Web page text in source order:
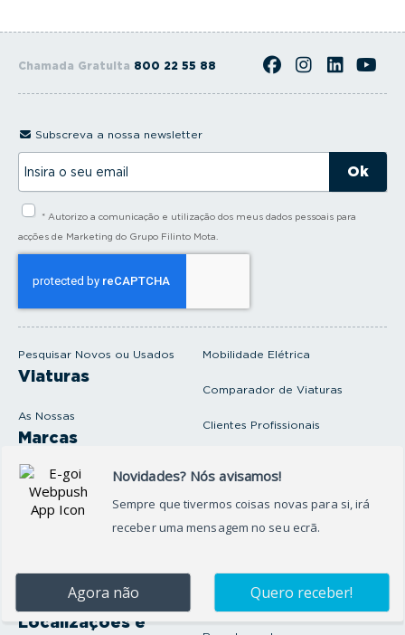
Chamada Gratuita 800 22 55 88
Pesquisar Novos ou Usados
Viaturas
As Nossas
Marcas
Produtos e serviços
Oficina
Onde Estamos
Localizações e
Mobilidade Elétrica
Comparador de Viaturas
Clientes Profissionais
Seguros Protector
Artigos e Notícias
Subscreva a nossa newsletter
s
l
* Autorizo a comunicação e utilização dos meus dados pessoais para
acções de Marketing do Grupo Filinto Mota.